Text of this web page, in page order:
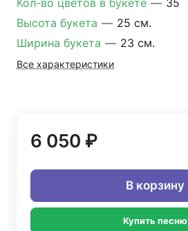
Кол-во цветов в букете — 35
Высота букета — 25 см.
Ширина букета — 23 см.
Все характеристики
6 050 ₽
В корзину
Купить песню